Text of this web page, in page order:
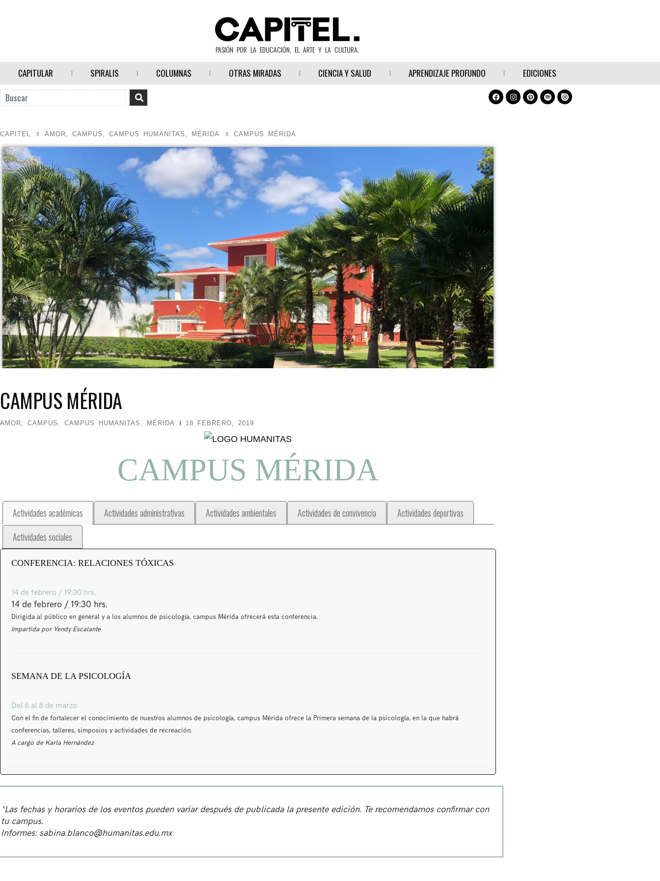
PASIÓN POR LA EDUCACIÓN, EL ARTE Y LA CULTURA.
CAPITULAR SPIRALIS COLUMNAS OTRAS MIRADAS CIENCIA Y SALUD APRENDIZAJE PROFUNDO EDICIONES
CAPITEL AMOR, CAMPUS , CAMPUS HUMANITAS , MÉRIDA CAMPUS MÉRIDA
CAMPUS MÉRIDA
AMOR, CAMPUS , CAMPUS HUMANITAS , MÉRIDA 18 FEBRERO, 2019
CAMPUS MÉRIDA
Actividades académicas Actividades administrativas Actividades ambientales Actividades de convivencia
Actividades deportivas
Actividades sociales
CONFERENCIA: RELACIONES TÓXICAS
14 de febrero / 19:30 hrs.
14 de febrero / 19:30 hrs.
Dirigida al público en general y a los alumnos de psicología, campus Mérida ofrecerá esta conferencia.
Impartida por Yendy Escalante
SEMANA DE LA PSICOLOGÍA
Del 6 al 8 de marzo
Con el fin de fortalecer el conocimiento de nuestros alumnos de psicología, campus Mérida ofrece la Primera semana de la psicología, en la que habrá
conferencias, talleres, simposios y actividades de recreación.
A cargo de Karla Hernández
*Las fechas y horarios de los eventos pueden variar después de publicada la presente edición. Te recomendamos confirmar con
tu campus.
Informes: sabina.blanco@humanitas.edu.mx